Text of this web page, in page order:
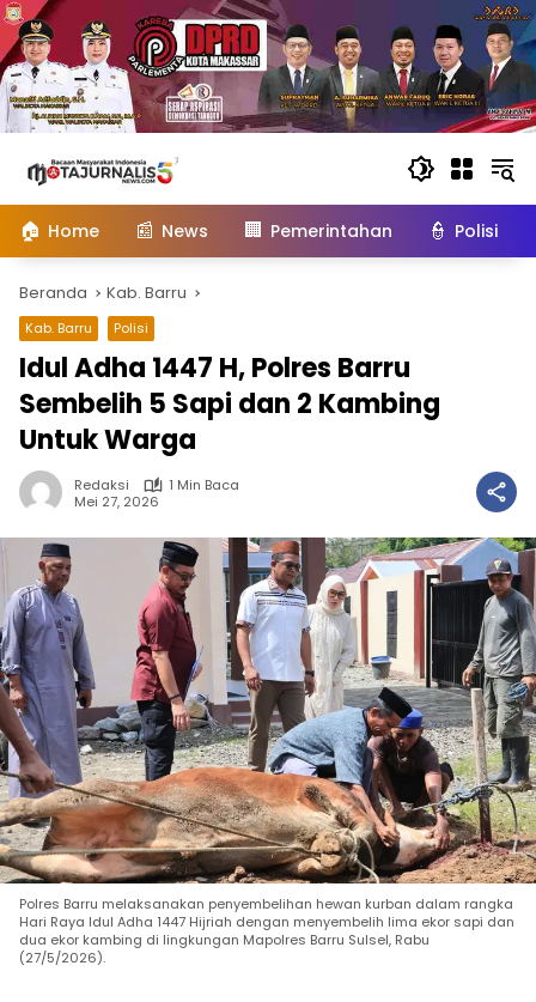
konten
🏠 Home 📰 News 🏢 Pemerintahan 👮 Polisi
Beranda Kab. Barru
Kab. Barru Polisi
Idul Adha 1447 H, Polres Barru
Sembelih 5 Sapi dan 2 Kambing
Untuk Warga
Redaksi
1 Min Baca
Mei 27, 2026
Polres Barru melaksanakan penyembelihan hewan kurban dalam rangka
Hari Raya Idul Adha 1447 Hijriah dengan menyembelih lima ekor sapi dan
dua ekor kambing di lingkungan Mapolres Barru Sulsel, Rabu
(27/5/2026).